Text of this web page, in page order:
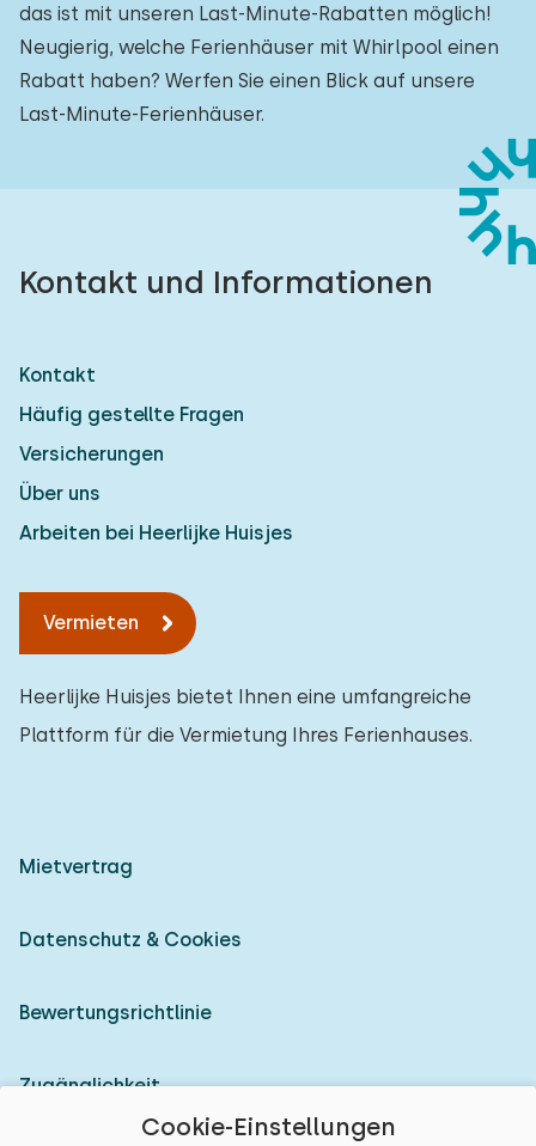
Cookie-Einstellungen
das ist mit unseren Last-Minute-Rabatten möglich!
Neugierig, welche Ferienhäuser mit Whirlpool einen
Rabatt haben? Werfen Sie einen Blick auf unsere
Last-Minute-Ferienhäuser.
Kontakt und Informationen
Kontakt
Häufig gestellte Fragen
Versicherungen
Über uns
Arbeiten bei Heerlijke Huisjes
Vermieten
Heerlijke Huisjes bietet Ihnen eine umfangreiche
Plattform für die Vermietung Ihres Ferienhauses.
Mietvertrag
Datenschutz & Cookies
Bewertungsrichtlinie
Zugänglichkeit